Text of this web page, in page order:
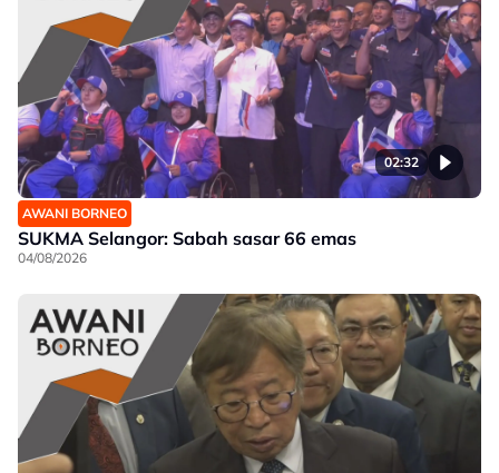
02:32
AWANI BORNEO
SUKMA Selangor: Sabah sasar 66 emas
04/08/2026